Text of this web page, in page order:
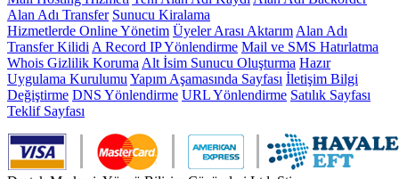
Alan Adı Transfer Sunucu Kiralama
Hizmetlerde Online Yönetim Üyeler Arası Aktarım Alan Adı
Transfer Kilidi A Record IP Yönlendirme Mail ve SMS Hatırlatma
Whois Gizlilik Koruma Alt İsim Sunucu Oluşturma Hazır
Uygulama Kurulumu Yapım Aşamasında Sayfası İletişim Bilgi
Değiştirme DNS Yönlendirme URL Yönlendirme Satılık Sayfası
Teklif Sayfası